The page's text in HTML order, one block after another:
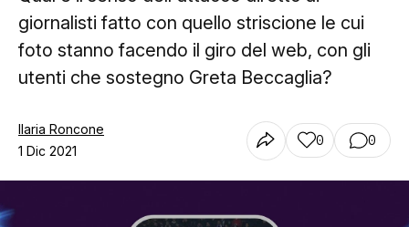
Contatti
giornalisti fatto con quello striscione le cui
foto stanno facendo il giro del web, con gli
utenti che sostegno Greta Beccaglia?
Ilaria Roncone
1 Dic 2021
0 0